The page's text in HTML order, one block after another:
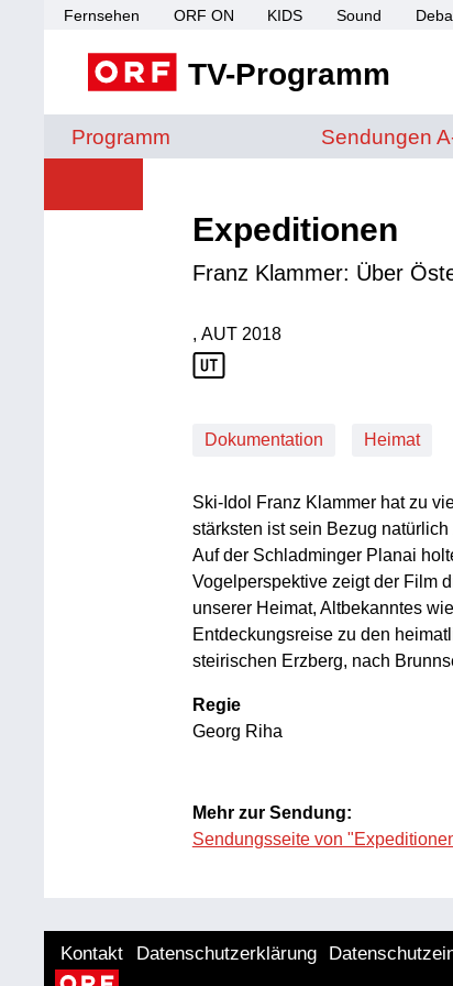
Fernsehen ORF ON KIDS Sound
TV-Programm
Programm Sendungen
Sendungen
Expeditionen
Franz Klammer: Über
Produktionsland: AUT
, AUT
Produktionsjahr: 2018
2018
Dokumentation Heimat
Ski-Idol Franz Klammer hat zu
stärksten ist sein Bezug
Auf der Schladminger Planai
Vogelperspektive zeigt der Film
unserer Heimat, Altbekanntes
Entdeckungsreise zu den
steirischen Erzberg, nach
Regie
Georg Riha
Mehr zur Sendung:
Sendungsseite von
Kontakt Datenschutzerklärung